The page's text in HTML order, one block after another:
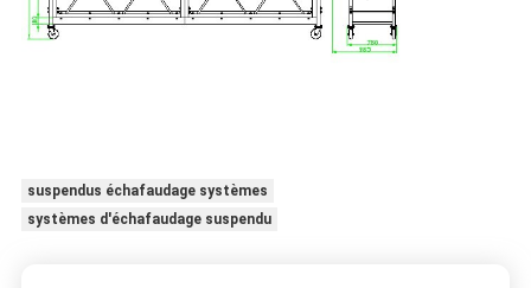
suspendus échafaudage systèmes
systèmes d'échafaudage suspendu